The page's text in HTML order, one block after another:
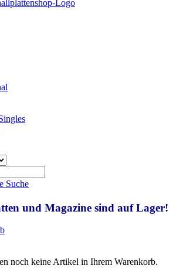
Suche
und Magazine sind auf Lager!
noch keine Artikel in Ihrem Warenkorb.